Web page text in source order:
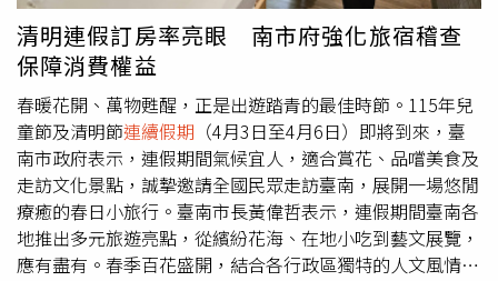
長，可多加利用親子友善通關櫃檯。桃園機場另有提供兒童
遊戲區、哺集乳室、親子廁所及嬰兒座椅等設施，打造親子
友善的環境，讓家長安心出國。機場公司再度榮獲「全球最
佳行李運送機場」首獎，透過數據導向管理，確保各項細節
能對接國際領先標準水平。（圖／桃園機場公司提供）除親
子友善設施外，機場亦同步優化商業及餐飲服務，透過第二
航廈多元購物空間、觀景台商場及餐飲櫃位優化，引進多元
品牌，並提供多種語言菜單，從飲食、伴手禮到免稅品，全
方位滿足旅客需求，讓旅客登機前享受舒適的購物消費體
驗。桃園機場旅運量持續成長，2026年截至3月10日已達
清明連假訂房率亮眼 南市府強化旅宿稽查
保障消費權益
春暖花開、萬物甦醒，正是出遊踏青的最佳時節。115年兒
童節及清明節連續假期 （4月3日至4月6日）即將到來，臺
南市政府表示，連假期間氣候宜人，適合賞花、品嚐美食及
走訪文化景點，誠摯邀請全國民眾走訪臺南，展開一場悠閒
療癒的春日小旅行。臺南市長黃偉哲表示，連假期間臺南各
地推出多元旅遊亮點，從繽紛花海、在地小吃到藝文展覽，
應有盡有。春季百花盛開，結合各行政區獨特的人文風情，